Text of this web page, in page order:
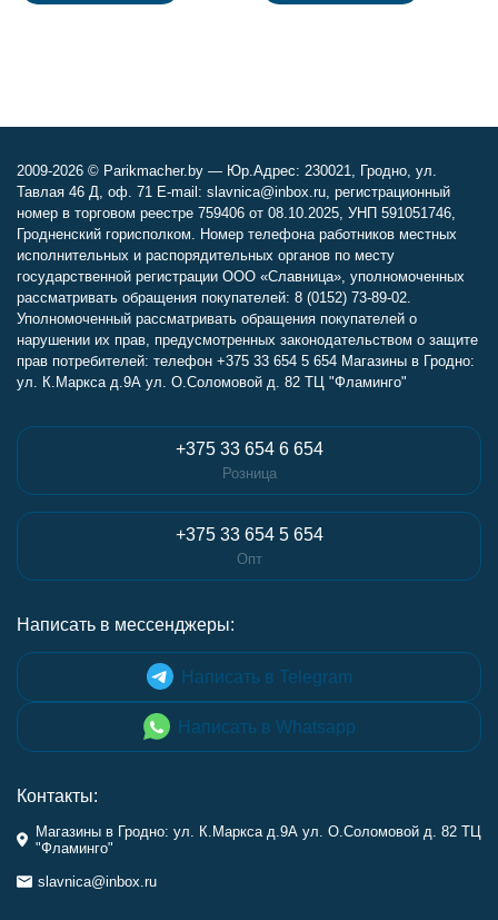
2009-2026 © Parikmacher.by — Юр.Адрес: 230021, Гродно, ул.
Тавлая 46 Д, оф. 71 E-mail: slavnica@inbox.ru, регистрационный
номер в торговом реестре 759406 от 08.10.2025, УНП 591051746,
Гродненский горисполком. Номер телефона работников местных
исполнительных и распорядительных органов по месту
государственной регистрации ООО «Славница», уполномоченных
рассматривать обращения покупателей: 8 (0152) 73-89-02.
Уполномоченный рассматривать обращения покупателей о
нарушении их прав, предусмотренных законодательством о защите
прав потребителей: телефон +375 33 654 5 654 Магазины в Гродно:
ул. К.Маркса д.9А ул. О.Соломовой д. 82 ТЦ "Фламинго"
+375 33 654 6 654
Розница
+375 33 654 5 654
Опт
Написать в мессенджеры:
Написать в Telegram
Написать в Whatsapp
Контакты:
Магазины в Гродно: ул. К.Маркса д.9А ул. О.Соломовой д. 82 ТЦ
"Фламинго"
slavnica@inbox.ru